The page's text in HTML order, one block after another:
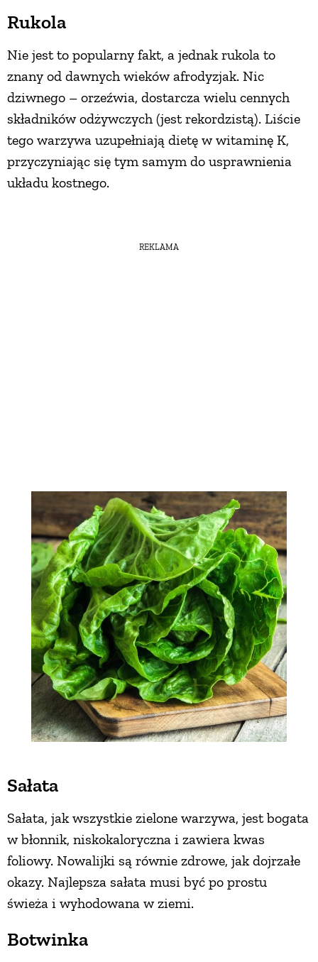
Rukola
Nie jest to popularny fakt, a jednak rukola to
znany od dawnych wieków afrodyzjak. Nic
dziwnego – orzeźwia, dostarcza wielu cennych
składników odżywczych (jest rekordzistą). Liście
tego warzywa uzupełniają dietę w witaminę K,
przyczyniając się tym samym do usprawnienia
układu kostnego.
REKLAMA
Sałata
Sałata, jak wszystkie zielone warzywa, jest bogata
w błonnik, niskokaloryczna i zawiera kwas
foliowy. Nowalijki są równie zdrowe, jak dojrzałe
okazy. Najlepsza sałata musi być po prostu
świeża i wyhodowana w ziemi.
Botwinka